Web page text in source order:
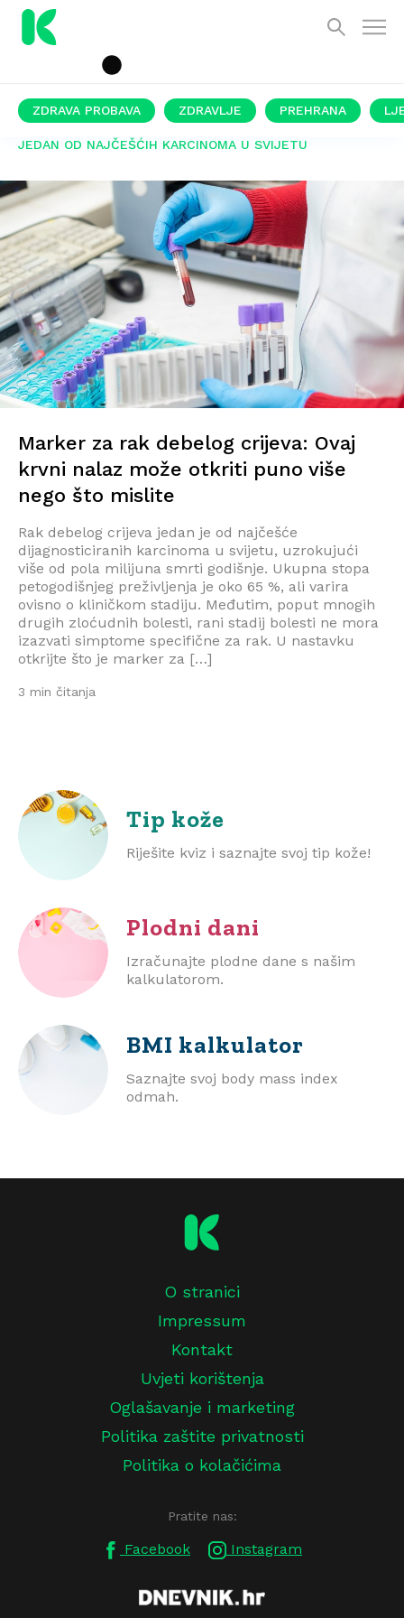
ZDRAVA PROBAVA ZDRAVLJE PREHRANA
JEDAN OD NAJČEŠĆIH KARCINOMA U SVIJETU
Marker za rak debelog crijeva: Ovaj
krvni nalaz može otkriti puno više
nego što mislite
Rak debelog crijeva jedan je od najčešće
dijagnosticiranih karcinoma u svijetu, uzrokujući
više od pola milijuna smrti godišnje. Ukupna stopa
petogodišnjeg preživljenja je oko 65 %, ali varira
ovisno o kliničkom stadiju. Međutim, poput mnogih
drugih zloćudnih bolesti, rani stadij bolesti ne mora
izazvati simptome specifične za rak. U nastavku
otkrijte što je marker za […]
3 min čitanja
Tip kože
Riješite kviz i saznajte svoj tip kože!
Plodni dani
Izračunajte plodne dane s našim
kalkulatorom.
BMI kalkulator
Saznajte svoj body mass index
odmah.
O stranici
Impressum
Kontakt
Uvjeti korištenja
Oglašavanje i marketing
Politika zaštite privatnosti
Politika o kolačićima
Pratite nas:
Facebook Instagram